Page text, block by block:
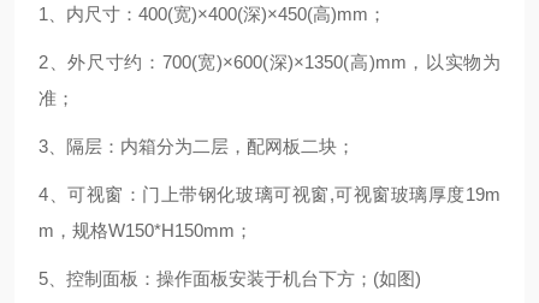
1 、内尺寸： 400(宽)×400(深)×450(高)mm ；
2 、外尺寸约： 700(宽)×600(深)×1350(高)mm ，以实物为
准；
3 、隔层：内箱分为二层，配网板二块；
4 、可视窗：门上带钢化玻璃可视窗,可视窗玻璃厚度19m
m ，规格W150*H150mm ；
5 、控制面板：操作面板安装于机台下方； (如图)